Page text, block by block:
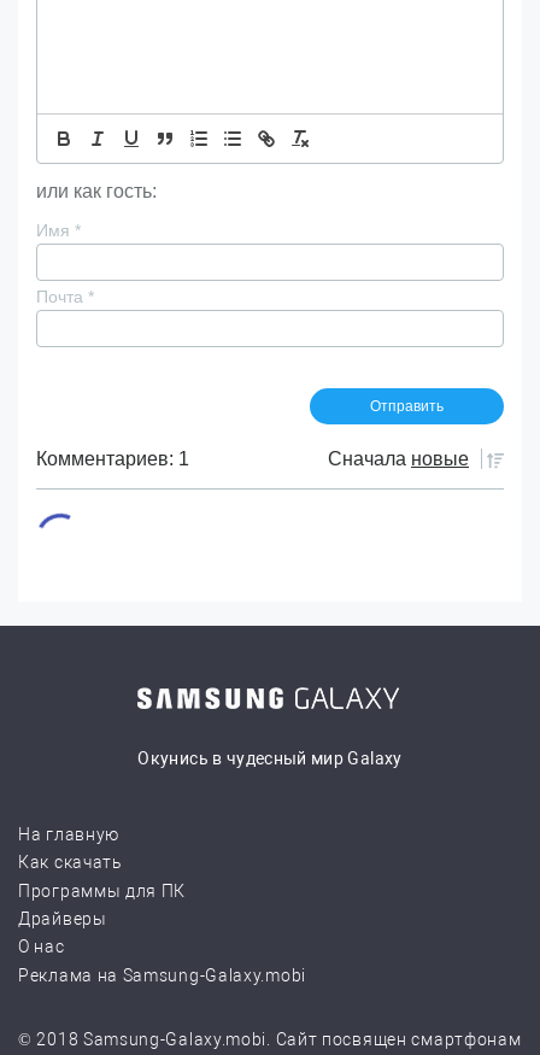
или как гость:
Имя *
Почта *
Комментариев: 1 Сначала новые
Окунись в чудесный мир Galaxy
На главную
Как скачать
Программы для ПК
Драйверы
О нас
Реклама на Samsung-Galaxy.mobi
© 2018 Samsung-Galaxy.mobi. Сайт посвящен смартфонам